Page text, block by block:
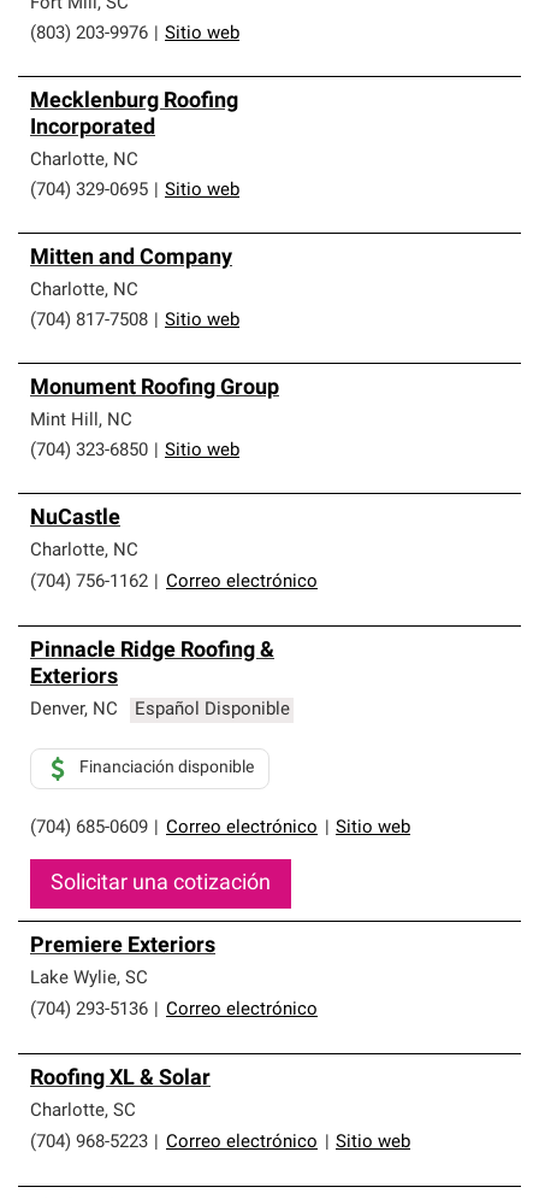
Fort Mill, SC
(803) 203-9976
Sitio web
Mecklenburg Roofing
Incorporated
Charlotte, NC
(704) 329-0695
Sitio web
Mitten and Company
Charlotte, NC
(704) 817-7508
Sitio web
Monument Roofing Group
Mint Hill, NC
(704) 323-6850
Sitio web
NuCastle
Charlotte, NC
(704) 756-1162
Correo electrónico
Pinnacle Ridge Roofing &
Exteriors
Denver, NC Español Disponible
(704) 685-0609 Correo electrónico Sitio web
Financiación disponible
Solicitar una cotización
Premiere Exteriors
Lake Wylie, SC
(704) 293-5136
Correo electrónico
Roofing XL & Solar
Charlotte, SC
(704) 968-5223
Correo electrónico Sitio web